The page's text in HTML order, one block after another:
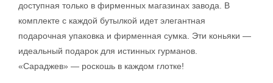
доступная только в фирменных магазинах завода. В
комплекте с каждой бутылкой идет элегантная
подарочная упаковка и фирменная сумка. Эти коньяки —
идеальный подарок для истинных гурманов.
«Сараджев» — роскошь в каждом глотке!